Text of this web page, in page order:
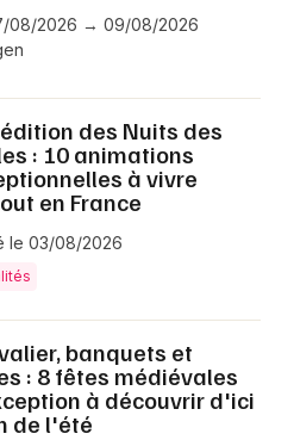
08/2026 → 09/08/2026
des Nuits des
: 10 animations
à vivre
en France
le 03/08/2026
banquets et
: 8 fêtes médiévales
à découvrir d'ici
de l'été